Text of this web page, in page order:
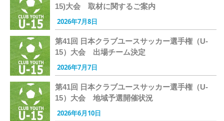
15)大会 取材に関するご案内
2026年7月8日
第41回 日本クラブユースサッカー選手権（U-
15）大会 出場チーム決定
2026年7月7日
第41回 日本クラブユースサッカー選手権（U-
15）大会 地域予選開催状況
2026年6月10日